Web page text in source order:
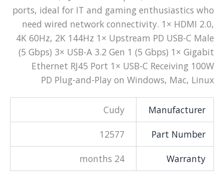
ports, ideal for IT and gaming enthusiastics who
need wired network connectivity. 1× HDMI 2.0,
4K 60Hz, 2K 144Hz 1× Upstream PD USB-C Male
(5 Gbps) 3× USB-A 3.2 Gen 1 (5 Gbps) 1× Gigabit
Ethernet RJ45 Port 1× USB-C Receiving 100W
PD Plug-and-Play on Windows, Mac, Linux
Manufacturer
Cudy
Part Number
12577
Warranty
24 months